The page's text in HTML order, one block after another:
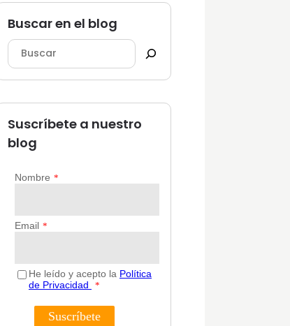
Buscar en el blog
Suscríbete a nuestro
blog